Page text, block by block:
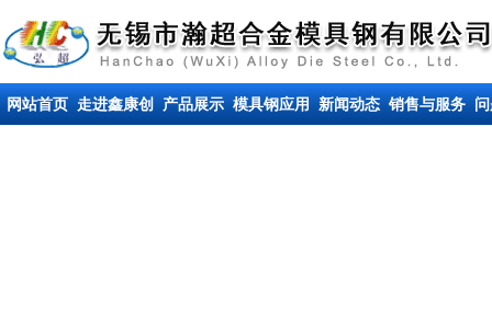
网站首页 走进鑫康创 产品展示 模具钢应用 新闻动态 销售与服务